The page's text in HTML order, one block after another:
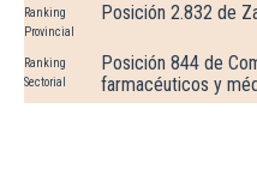
Ranking
Provincial
Posición 2.832 de
Ranking
Sectorial
Posición 844 de
farmacéuticos y